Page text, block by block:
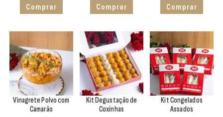
Comprar Comprar Comprar
Vinagrete Polvo com
Camarão
Kit Degustação de
Coxinhas
Kit Congelados
Assados